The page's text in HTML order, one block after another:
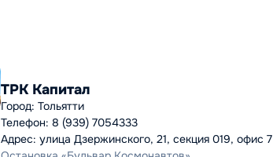
ТРК Капитал
Город: Тольятти
Телефон: 8 (939) 7054333
Адрес: улица Дзержинского, 21, секция 019, офис 7